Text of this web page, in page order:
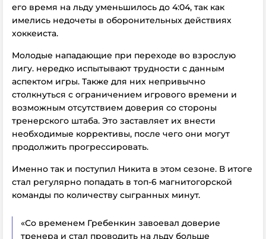
его время на льду уменьшилось до 4:04, так как
имелись недочеты в оборонительных действиях
хоккеиста.
Молодые нападающие при переходе во взрослую
лигу. нередко испытывают трудности с данным
аспектом игры. Также для них непривычно
столкнуться с ограничением игрового времени и
возможным отсутствием доверия со стороны
тренерского штаба. Это заставляет их внести
необходимые коррективы, после чего они могут
продолжить прогрессировать.
Именно так и поступил Никита в этом сезоне. В итоге
стал регулярно попадать в топ-6 магнитогорской
команды по количеству сыгранных минут.
«Со временем Гребенкин завоевал доверие
тренера и стал проводить на льду больше